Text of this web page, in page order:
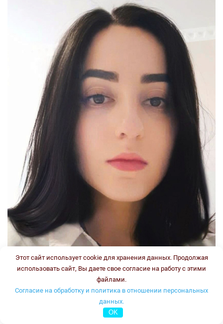
Стаж:
Этот сайт использует cookie для хранения данных. Продолжая
использовать сайт, Вы даете свое согласие на работу с этими
файлами.
Согласие на обработку и политика в отношении персональных
данных.
OK